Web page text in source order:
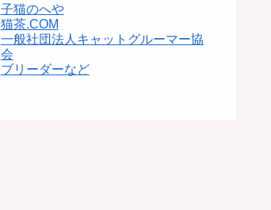
子猫のへや
猫茶.COM
一般社団法人キャットグルーマー協
会
ブリーダーなど